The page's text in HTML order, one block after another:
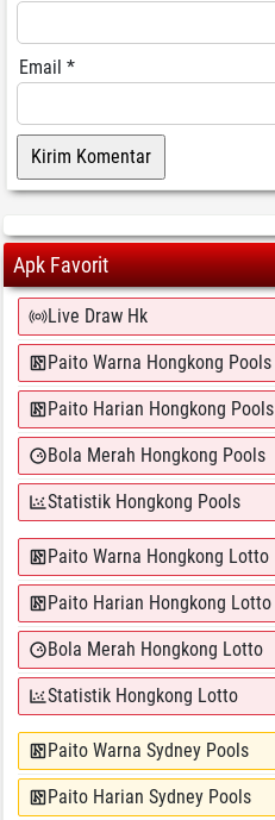
Email *
Apk Favorit
Live Draw Hk
Paito Warna Hongkong Pools
Paito Harian Hongkong Pools
Bola Merah Hongkong Pools
Statistik Hongkong Pools
Paito Warna Hongkong Lotto
Paito Harian Hongkong Lotto
Bola Merah Hongkong Lotto
Statistik Hongkong Lotto
Paito Warna Sydney Pools
Paito Harian Sydney Pools